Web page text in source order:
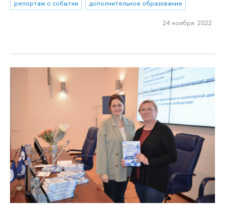
репортаж о событии
дополнительное образование
24 ноября 2022